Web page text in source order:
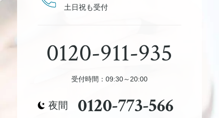
土日祝も受付
0120-911-935
受付時間：09:30～20:00
夜間 0120-773-566